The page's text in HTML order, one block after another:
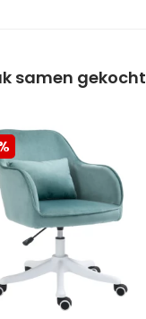
samen gekocht